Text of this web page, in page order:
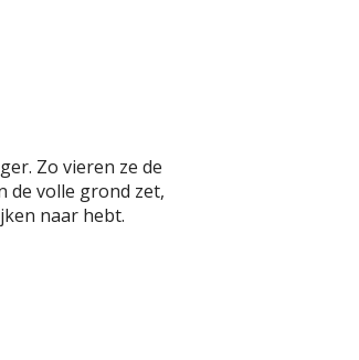
Zo vieren ze de
de volle grond zet,
naar hebt.